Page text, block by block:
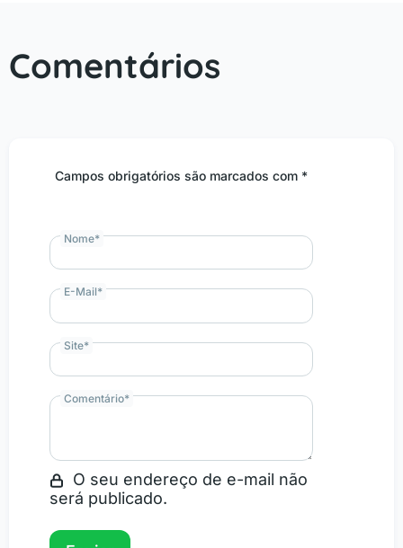
Comentários
Campos obrigatórios são marcados com *
Comentário*
O seu endereço de e-mail não
será publicado.
Nome*
E-Mail*
Site*